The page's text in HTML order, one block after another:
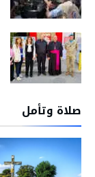
صلاة وتأمل